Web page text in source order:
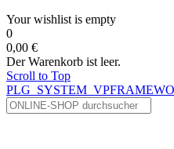
Your wishlist is empty
0
0,00 €
Der Warenkorb ist leer.
Scroll to Top